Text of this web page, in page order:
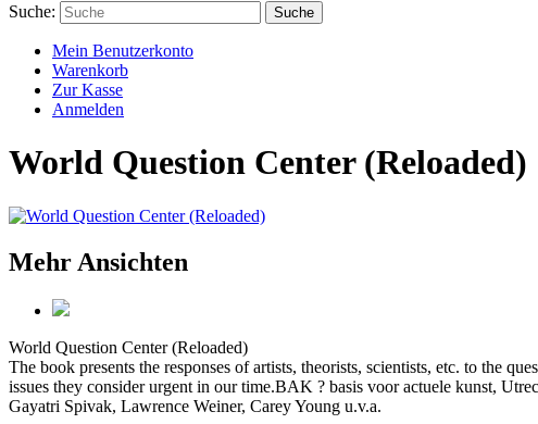
Suche: Suche
Mein Benutzerkonto
Warenkorb
Zur Kasse
Anmelden
World Question Center (Reloaded)
Mehr Ansichten
World Question Center (Reloaded)
The book presents the responses of artists, theorists, scientists, etc. to the
issues they consider urgent in our time.BAK ? basis voor actuele kunst,
Gayatri Spivak, Lawrence Weiner, Carey Young u.v.a.